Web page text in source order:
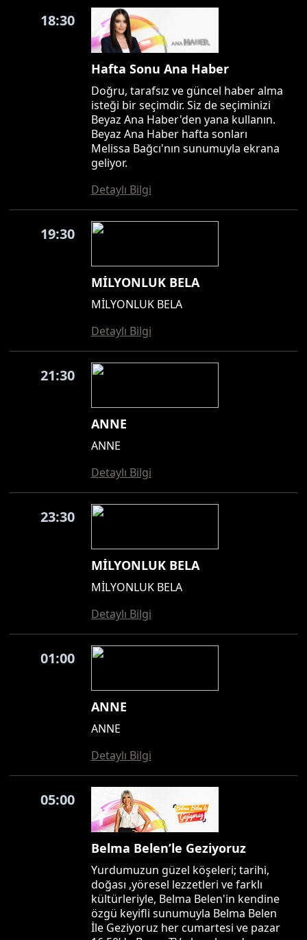
18:30
Hafta Sonu Ana Haber
Doğru, tarafsız ve güncel haber alma
isteği bir seçimdir. Siz de seçiminizi
Beyaz Ana Haber'den yana kullanın.
Beyaz Ana Haber hafta sonları
Melissa Bağcı'nın sunumuyla ekrana
geliyor.
Detaylı Bilgi
19:30
MİLYONLUK BELA
MİLYONLUK BELA
Detaylı Bilgi
21:30
ANNE
ANNE
Detaylı Bilgi
23:30
MİLYONLUK BELA
MİLYONLUK BELA
Detaylı Bilgi
01:00
ANNE
ANNE
Detaylı Bilgi
05:00
Belma Belen’le Geziyoruz
Yurdumuzun güzel köşeleri; tarihi,
doğası ,yöresel lezzetleri ve farklı
kültürleriyle, Belma Belen'in kendine
özgü keyifli sunumuyla Belma Belen
İle Geziyoruz her cumartesi ve pazar